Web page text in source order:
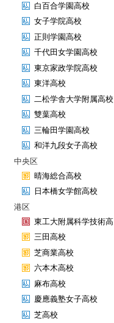
白百合学園高校
女子学院高校
正則学園高校
千代田女学園高校
東京家政学院高校
東洋高校
二松学舎大学附属高校
雙葉高校
三輪田学園高校
和洋九段女子高校
中央区
晴海総合高校
日本橋女学館高校
港区
東工大附属科学技術高
三田高校
芝商業高校
六本木高校
麻布高校
慶應義塾女子高校
芝高校